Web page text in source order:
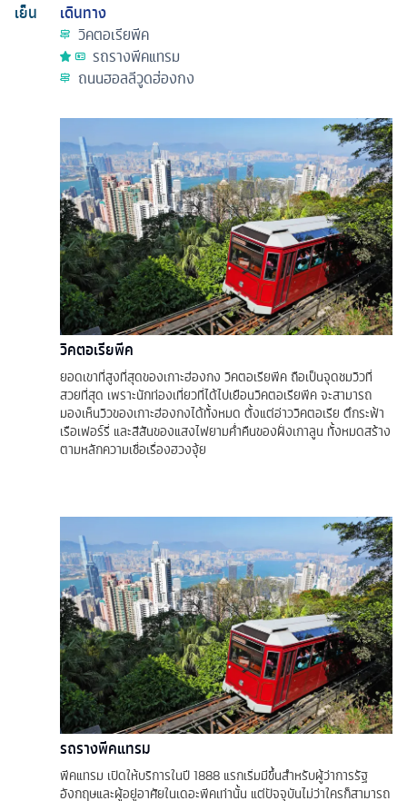
เย็น
เดินทาง
วิคตอเรียพีค
รถรางพีคแทรม
ถนนฮอลลีวูดฮ่องกง
วิคตอเรียพีค
ยอดเขาที่สูงที่สุดของเกาะฮ่องกง วิคตอเรียพีค ถือเป็นจุดชมวิวที่
สวยที่สุด เพราะนักท่องเที่ยวที่ได้ไปเยือนวิคตอเรียพีค จะสามารถ
มองเห็นวิวของเกาะฮ่องกงได้ทั้งหมด ตั้งแต่อ่าววิคตอเรีย ตึกระฟ้า
เรือเฟอร์รี่ และสีสันของแสงไฟยามค่ำคืนของฝั่งเกาลูน ทั้งหมดสร้าง
ตามหลักความเชื่อเรื่องฮวงจุ้ย
รถรางพีคแทรม
พีคแทรม เปิดให้บริการในปี 1888 แรกเริ่มมีขึ้นสำหรับผู้ว่าการรัฐ
อังกฤษและผู้อยู่อาศัยในเดอะพีคเท่านั้น แต่ปัจจุบันไม่ว่าใครก็สามารถ